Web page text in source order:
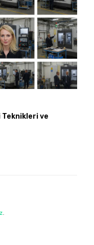
Teknikleri ve
.